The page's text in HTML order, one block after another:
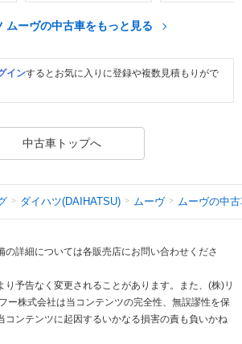
ムーヴの中古車をもっと見る
インするとお気に入りに登録や複数見積もりがで
中古車トップへ
ダイハツ(DAIHATSU) ムーヴ ムーヴの中
詳細については各販売店にお問い合わせくださ
予告なく変更されることがあります。また、(株)リ
ー株式会社は当コンテンツの完全性、無誤謬性を保
コンテンツに起因するいかなる損害の責も負いかね